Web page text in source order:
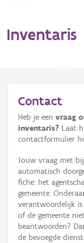
Inventaris
Erfgoedobject
Aanduidingsobject
Waarneming
Thema
Gebeurtenis
Persoon of collectief
Contact
Heb je een vraag
inventaris? Laat
contactformulier
Jouw vraag met
automatisch
fiche: het
gemeente.
verantwoordelijk
of de gemeente
beantwoorden?
de bevoegde